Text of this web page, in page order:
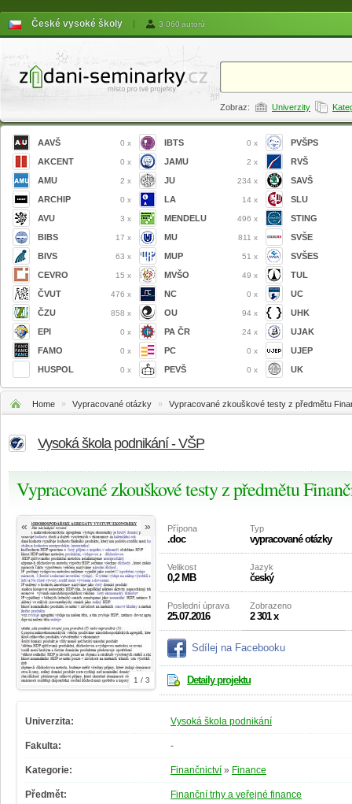
České vysoké školy | 3 060 autorů
Zobraz: Univerzity
AAVŠ 0 x
AKCENT 0 x
AMU 2 x
ARCHIP 0 x
AVU 3 x
BIBS 17 x
BIVS 63 x
CEVRO 15 x
ČVUT 476 x
ČZU 858 x
EPI 0 x
FAMO 0 x
HUSPOL 0 x
IBTS 0 x
JAMU 2 x
JU 234 x
LA 14 x
MENDELU 496 x
MU 811 x
MUP 51 x
MVŠO 49 x
NC 0 x
OU 94 x
PA ČR 24 x
PC 0 x
PEVŠ 0 x
PVŠPS
RVŠ
SAVŠ
SLU
STING
SVŠE
SVŠES
TUL
UC
UHK
UJAK
UJEP
UK
Home » Vypracované otázky » Vypracované zkouškové testy z předmětu
Vysoká škola podnikání - VŠP
Vypracované zkouškové testy z předmětu
1 / 3
« » Přípona
.doc
Typ
vypracované otázky
Velikost
0,2 MB
Jazyk
český
Poslední úprava
25.07.2016
Zobrazeno
2 301 x
Sdílej na Facebooku
Detaily projektu
Univerzita: Vysoká škola podnikání
Fakulta: -
Kategorie: Finančnictví » Finance
Předmět: Finanční trhy a veřejné finance